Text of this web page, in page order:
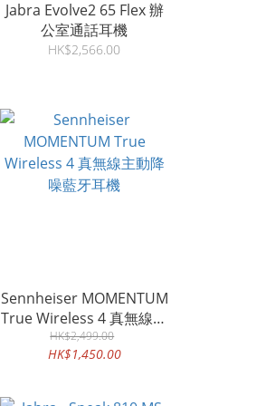
Jabra Evolve2 65 Flex 辦
公室通話耳機
HK$2,566.00
Sennheiser MOMENTUM
True Wireless 4 真無線主
動降噪藍牙耳機
HK$2,499.00
HK$1,450.00